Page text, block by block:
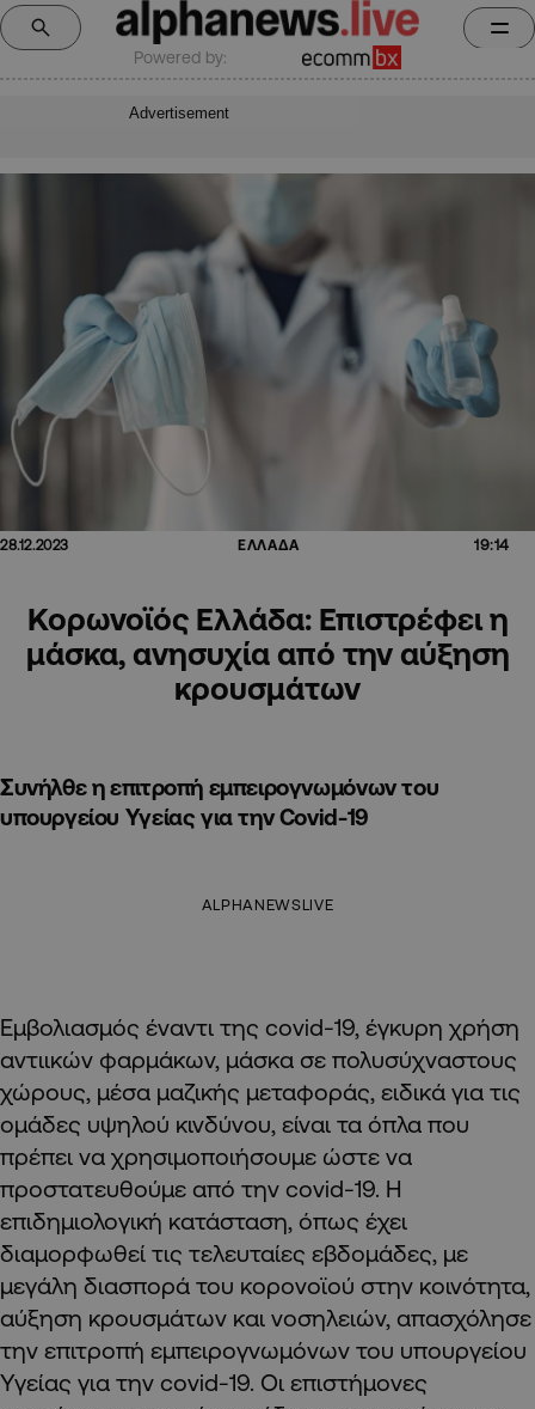
Powered by:
Advertisement
28.12.2023 ΕΛΛΑΔΑ 19:14
Κορωνοϊός Ελλάδα: Επιστρέφει η
μάσκα, ανησυχία από την αύξηση
κρουσμάτων
Συνήλθε η επιτροπή εμπειρογνωμόνων του
υπουργείου Υγείας για την Covid-19
ALPHANEWSLIVE
Εμβολιασμός έναντι της covid-19, έγκυρη χρήση
αντιικών φαρμάκων, μάσκα σε πολυσύχναστους
χώρους, μέσα μαζικής μεταφοράς, ειδικά για τις
ομάδες υψηλού κινδύνου, είναι τα όπλα που
πρέπει να χρησιμοποιήσουμε ώστε να
προστατευθούμε από την covid-19. Η
επιδημιολογική κατάσταση, όπως έχει
διαμορφωθεί τις τελευταίες εβδομάδες, με
μεγάλη διασπορά του κορονοϊού στην κοινότητα,
αύξηση κρουσμάτων και νοσηλειών, απασχόλησε
την επιτροπή εμπειρογνωμόνων του υπουργείου
Υγείας για την covid-19. Οι επιστήμονες